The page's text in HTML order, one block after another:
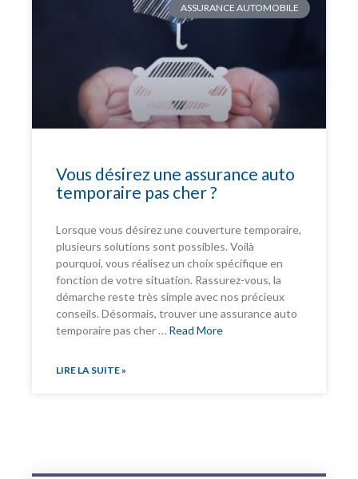
ASSURANCE AUTOMOBILE
Vous désirez une assurance auto
temporaire pas cher ?
Lorsque vous désirez une couverture temporaire,
plusieurs solutions sont possibles. Voilà
pourquoi, vous réalisez un choix spécifique en
fonction de votre situation. Rassurez-vous, la
démarche reste très simple avec nos précieux
conseils. Désormais, trouver une assurance auto
temporaire pas cher … Read More
LIRE LA SUITE »